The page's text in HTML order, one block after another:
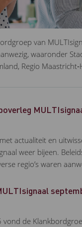
van
waaronder
Regio
actualiteit en
weer bijeen.
regio’s waren
vond de